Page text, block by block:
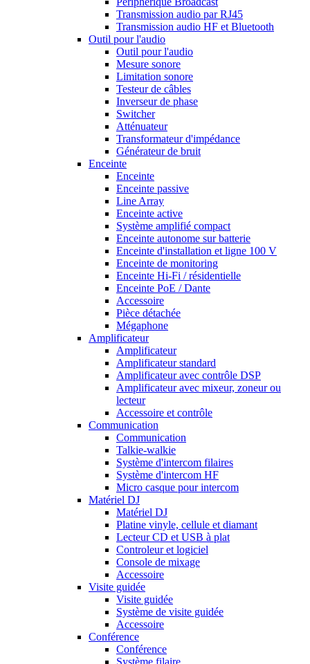
Transmission audio par RJ45
Transmission audio HF et Bluetooth
Outil pour l'audio
Outil pour l'audio
Mesure sonore
Limitation sonore
Testeur de câbles
Inverseur de phase
Switcher
Atténuateur
Transformateur d'impédance
Générateur de bruit
Enceinte
Enceinte
Enceinte passive
Line Array
Enceinte active
Système amplifié compact
Enceinte autonome sur batterie
Enceinte d'installation et ligne 100 V
Enceinte de monitoring
Enceinte Hi-Fi / résidentielle
Enceinte PoE / Dante
Accessoire
Pièce détachée
Mégaphone
Amplificateur
Amplificateur
Amplificateur standard
Amplificateur avec contrôle DSP
Amplificateur avec mixeur, zoneur ou
lecteur
Accessoire et contrôle
Communication
Communication
Talkie-walkie
Système d'intercom filaires
Système d'intercom HF
Micro casque pour intercom
Matériel DJ
Matériel DJ
Platine vinyle, cellule et diamant
Lecteur CD et USB à plat
Controleur et logiciel
Console de mixage
Accessoire
Visite guidée
Visite guidée
Système de visite guidée
Accessoire
Conférence
Conférence
Système filaire